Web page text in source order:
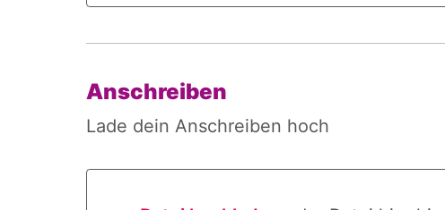
Anschreiben
Lade dein Anschreiben hoch